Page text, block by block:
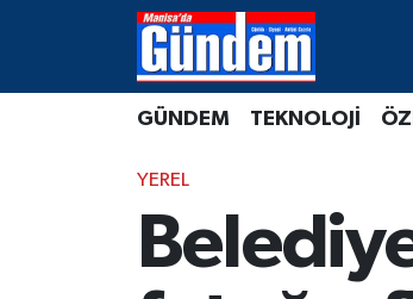
GÜNDEM TEKNOLOJİ
YEREL
Manisa Hava Durumu
Süper Lig Puan Durumu ve Fikstür
Tüm Manşetler